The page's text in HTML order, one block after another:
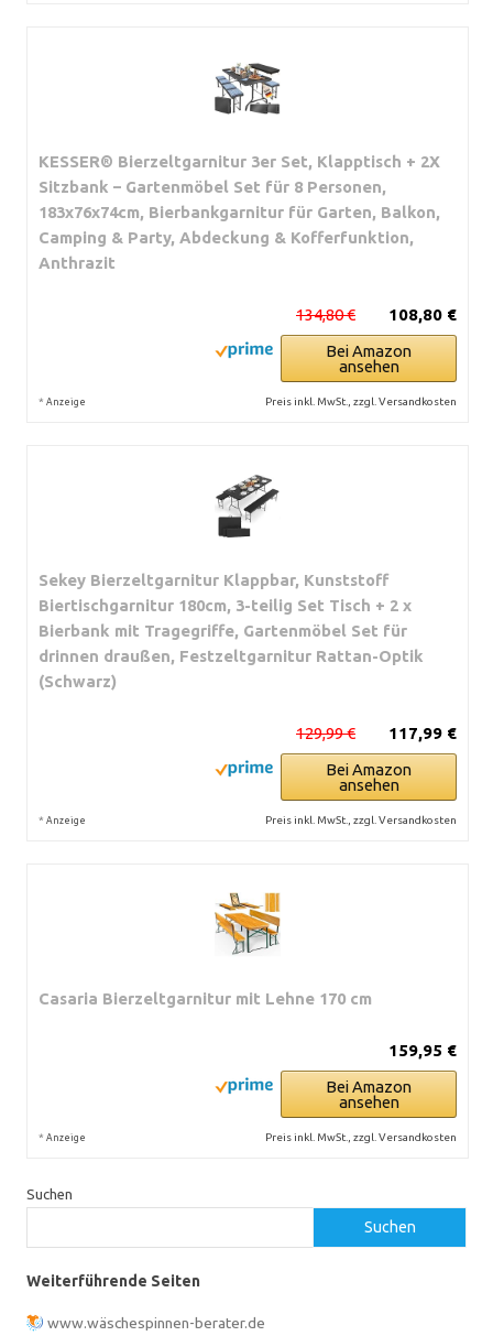
KESSER® Bierzeltgarnitur 3er Set, Klapptisch + 2X
Sitzbank – Gartenmöbel Set für 8 Personen,
183x76x74cm, Bierbankgarnitur für Garten, Balkon,
Camping & Party, Abdeckung & Kofferfunktion,
Anthrazit
108,80 €
134,80 €
Bei Amazon
ansehen
* Anzeige Preis inkl. MwSt., zzgl. Versandkosten
Sekey Bierzeltgarnitur Klappbar, Kunststoff
Biertischgarnitur 180cm, 3-teilig Set Tisch + 2 x
Bierbank mit Tragegriffe, Gartenmöbel Set für
drinnen draußen, Festzeltgarnitur Rattan-Optik
(Schwarz)
117,99 €
129,99 €
Bei Amazon
ansehen
* Anzeige Preis inkl. MwSt., zzgl. Versandkosten
Casaria Bierzeltgarnitur mit Lehne 170 cm
159,95 €
Bei Amazon
ansehen
* Anzeige Preis inkl. MwSt., zzgl. Versandkosten
Suchen
Suchen
Weiterführende Seiten
www.wäschespinnen-berater.de